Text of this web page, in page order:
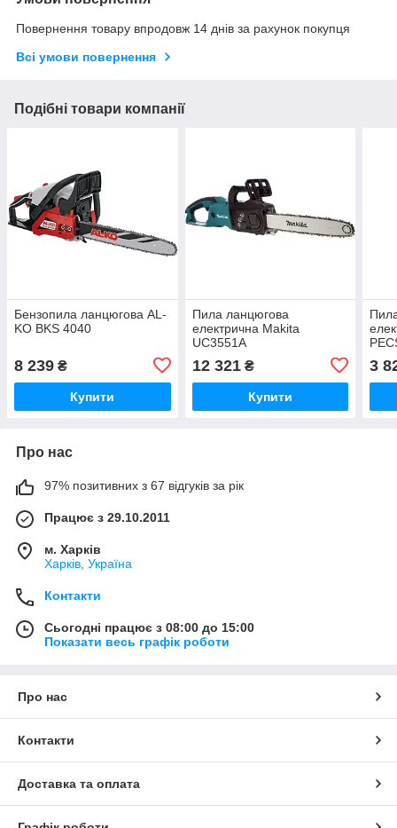
Повернення товару впродовж 14 днів за рахунок покупця
Всі умови повернення
Подібні товари компанії
Бензопила ланцюгова AL-
KO BKS 4040
8 239 ₴
Купити
Пила ланцюгова
електрична Makita
UC3551A
12 321₴
Купити
3
Про нас
97% позитивних з 67 відгуків за рік
Працює з 29.10.2011
м. Харків
Харків, Україна
Контакти
Сьогодні працює з 08:00 до 15:00
Показати весь графік роботи
Про нас
Контакти
Доставка та оплата